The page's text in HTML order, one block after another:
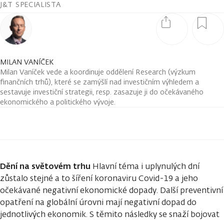
J&T SPECIALISTA
MILAN VANÍČEK
Milan Vaníček vede a koordinuje oddělení Research (výzkum
finančních trhů), které se zamýšlí nad investičním výhledem a
sestavuje investiční strategii, resp. zasazuje ji do očekávaného
ekonomického a politického vývoje.
Dění na světovém trhu Hlavní téma i uplynulých dní
zůstalo stejné a to šíření koronaviru Covid-19 a jeho
očekávané negativní ekonomické dopady. Další preventivní
opatření na globální úrovni mají negativní dopad do
jednotlivých ekonomik. S těmito následky se snaží bojovat